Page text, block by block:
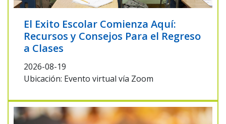
El Exito Escolar Comienza Aquí:
Recursos y Consejos Para el Regreso
a Clases
2026-08-19
Ubicación: Evento virtual vía Zoom